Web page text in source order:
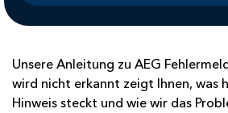
Unsere Anleitung zu AEG
wird nicht erkannt zeigt Ihnen, was
Hinweis steckt und wie wir das